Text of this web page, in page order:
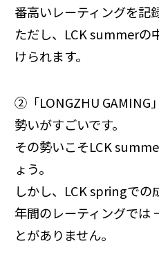
番高いレーティングを記
ただし、LCK summerの
けられます。
②「LONGZHU GAMING
勢いがすごいです。
その勢いこそLCK
ょう。
しかし、LCK springでの
年間のレーティングでは
とがありません。